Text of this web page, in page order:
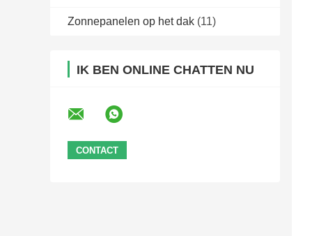
Zonnepanelen op het dak (11)
IK BEN ONLINE CHATTEN NU